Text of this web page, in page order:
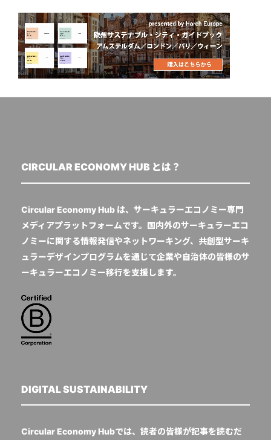
CIRCULAR ECONOMY HUB とは？
Circular Economy Hub は、サーキュラーエコノミー専門
メディアプラットフォームです。国内外のサーキュラーエコ
ノミーに関する情報発信やネットワーキング、共創型サーキ
ュラーデザインプログラムを通じて企業や自治体の皆様のサ
ーキュラーエコノミー移行を支援します。
DIGITAL SUSTAINABILITY
Circular Economy Hubでは、読者の皆様が記事を読むだ